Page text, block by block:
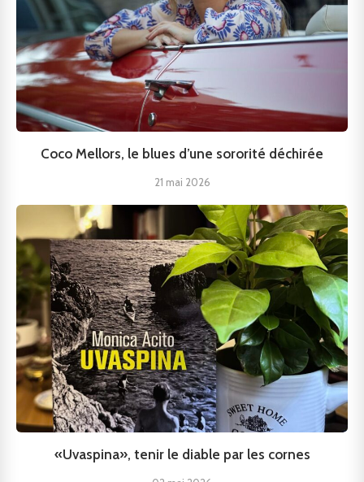
Coco Mellors, le blues d’une sororité déchirée
21 mai 2026
«Uvaspina», tenir le diable par les cornes